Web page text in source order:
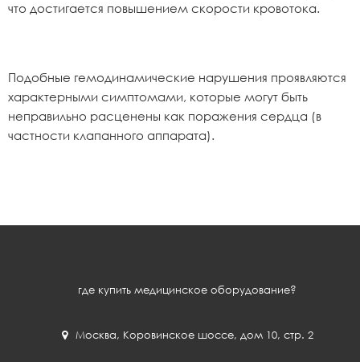
что достигается повышением скорости кровотока.
Подобные гемодинамические нарушения проявляются
характерными симптомами, которые могут быть
неправильно расценены как поражения сердца (в
частности клапанного аппарата).
где купить медицинское оборудование?
Москва, Коровинское шоссе, дом 10, стр. 2